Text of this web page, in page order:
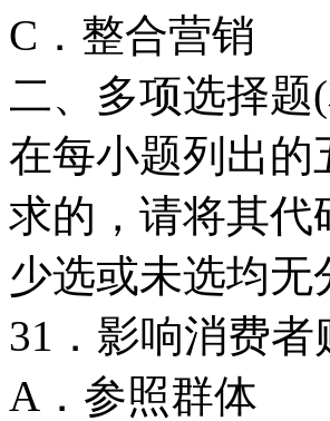
C．整
二、多项选择题
在每小题列出的
求的，请将其代
少选或未选均无
31．影响消费
A．参